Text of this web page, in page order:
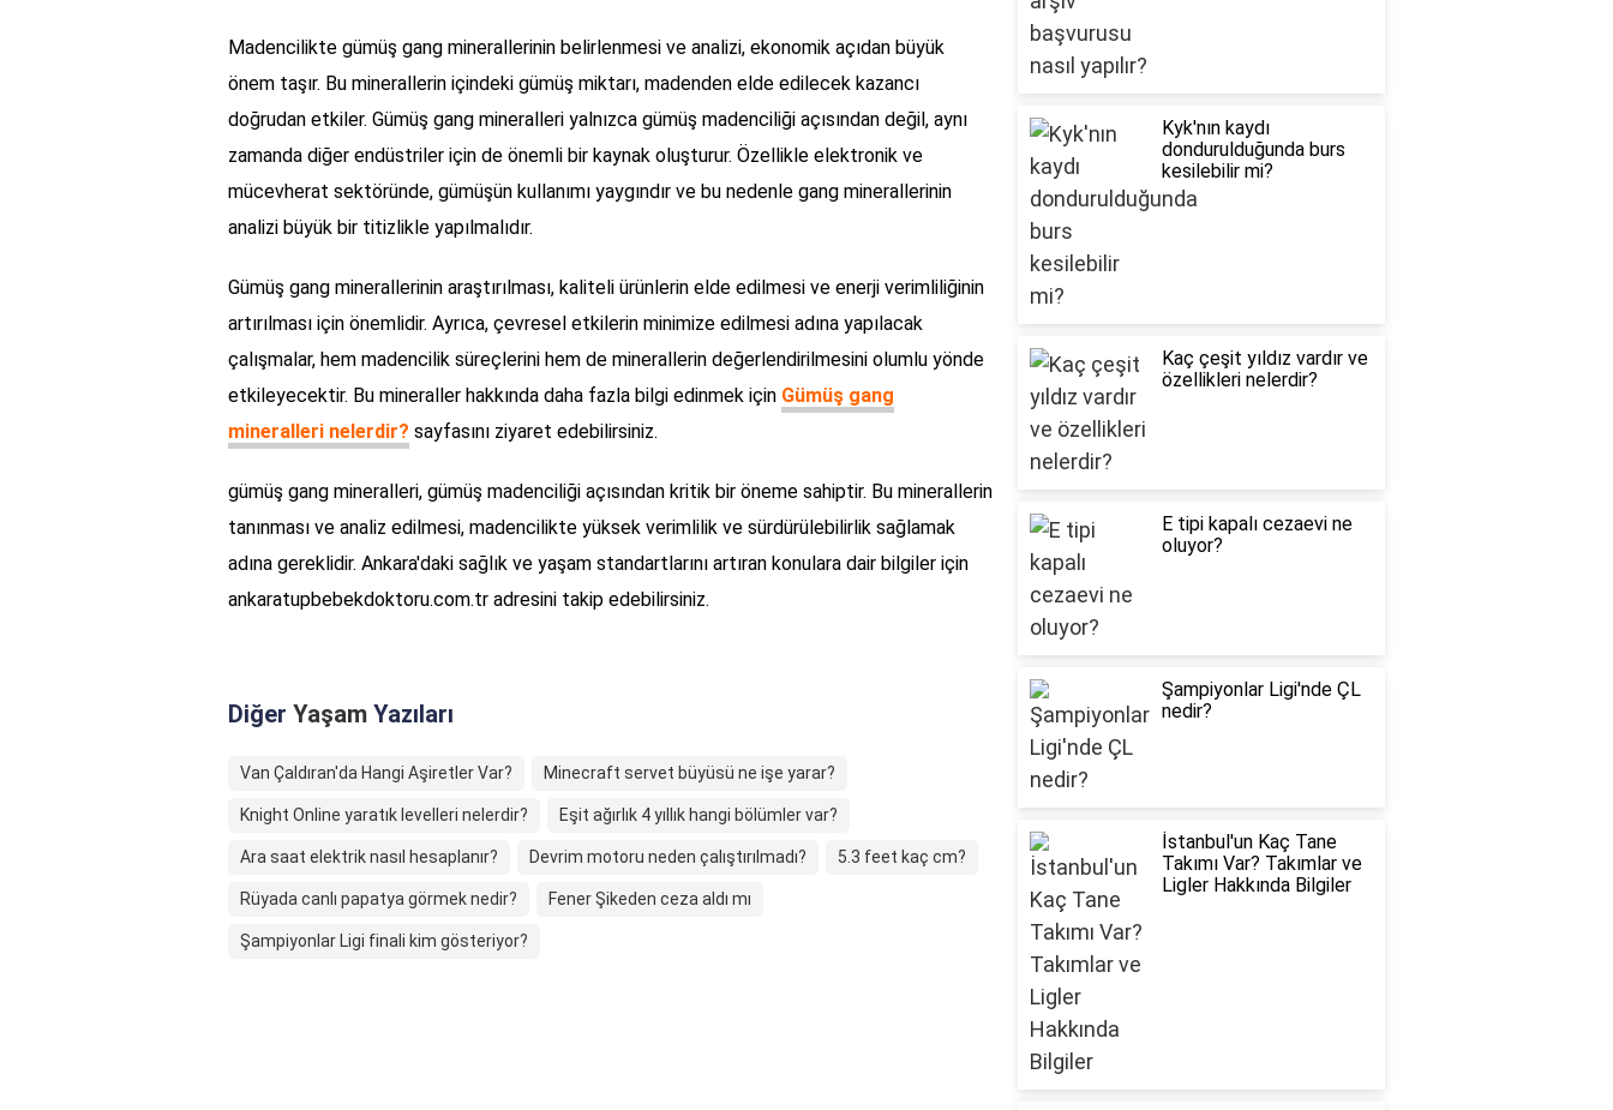
Madencilikte gümüş gang minerallerinin belirlenmesi ve analizi, ekonomik açıdan büyük
önem taşır. Bu minerallerin içindeki gümüş miktarı, madenden elde edilecek kazancı
doğrudan etkiler. Gümüş gang mineralleri yalnızca gümüş madenciliği açısından değil, aynı
zamanda diğer endüstriler için de önemli bir kaynak oluşturur. Özellikle elektronik ve
mücevherat sektöründe, gümüşün kullanımı yaygındır ve bu nedenle gang minerallerinin
analizi büyük bir titizlikle yapılmalıdır.
Gümüş gang minerallerinin araştırılması, kaliteli ürünlerin elde edilmesi ve enerji verimliliğinin
artırılması için önemlidir. Ayrıca, çevresel etkilerin minimize edilmesi adına yapılacak
çalışmalar, hem madencilik süreçlerini hem de minerallerin değerlendirilmesini olumlu yönde
etkileyecektir. Bu mineraller hakkında daha fazla bilgi edinmek için Gümüş gang
mineralleri nelerdir? sayfasını ziyaret edebilirsiniz.
gümüş gang mineralleri, gümüş madenciliği açısından kritik bir öneme sahiptir. Bu minerallerin
tanınması ve analiz edilmesi, madencilikte yüksek verimlilik ve sürdürülebilirlik sağlamak
adına gereklidir. Ankara'daki sağlık ve yaşam standartlarını artıran konulara dair bilgiler için
ankaratupbebekdoktoru.com.tr adresini takip edebilirsiniz.
Diğer Yaşam Yazıları
Van Çaldıran'da Hangi Aşiretler Var? Minecraft servet büyüsü ne işe yarar?
Knight Online yaratık levelleri nelerdir? Eşit ağırlık 4 yıllık hangi bölümler var?
Ara saat elektrik nasıl hesaplanır? Devrim motoru neden çalıştırılmadı? 5.3 feet kaç cm?
Rüyada canlı papatya görmek nedir? Fener Şikeden ceza aldı mı
Şampiyonlar Ligi finali kim gösteriyor?
Kyk'nın kaydı
dondurulduğunda burs
kesilebilir mi?
Kaç çeşit yıldız vardır ve
özellikleri nelerdir?
E tipi kapalı cezaevi ne
oluyor?
Şampiyonlar Ligi'nde ÇL
nedir?
İstanbul'un Kaç Tane
Takımı Var? Takımlar ve
Ligler Hakkında Bilgiler